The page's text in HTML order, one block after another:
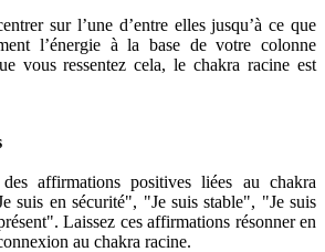
sur l’une d’entre elles jusqu’à ce que
l’énergie à la base de votre colonne
vous ressentez cela, le chakra racine est
des affirmations positives liées au chakra
suis en sécurité", "Je suis stable", "Je suis
Laissez ces affirmations résonner en
au chakra racine.